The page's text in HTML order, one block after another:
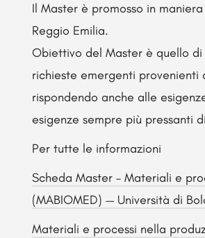
Il Master è promosso in
Reggio Emilia.
Obiettivo del Master è quello
richieste emergenti
rispondendo anche alle
esigenze sempre più pressanti
Per tutte le informazioni
Scheda Master – Materiali e
(MABIOMED) — Università di
Materiali e processi nella